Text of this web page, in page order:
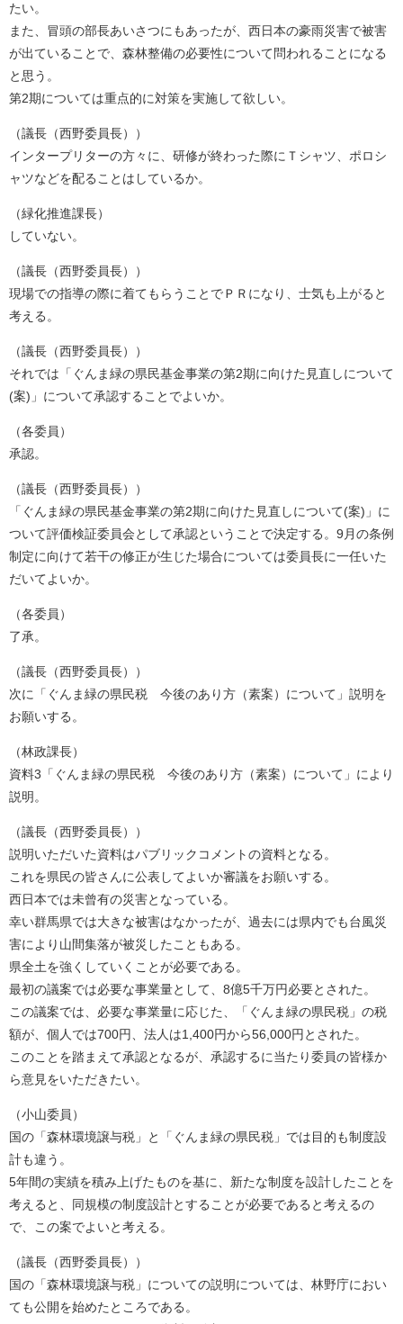
たい。
また、冒頭の部長あいさつにもあったが、西日本の豪雨災害で被害
が出ていることで、森林整備の必要性について問われることになる
と思う。
第2期については重点的に対策を実施して欲しい。
（議長（西野委員長））
インタープリターの方々に、研修が終わった際にＴシャツ、ポロシ
ャツなどを配ることはしているか。
（緑化推進課長）
していない。
（議長（西野委員長））
現場での指導の際に着てもらうことでＰＲになり、士気も上がると
考える。
（議長（西野委員長））
それでは「ぐんま緑の県民基金事業の第2期に向けた見直しについて
(案)」について承認することでよいか。
（各委員）
承認。
（議長（西野委員長））
「ぐんま緑の県民基金事業の第2期に向けた見直しについて(案)」に
ついて評価検証委員会として承認ということで決定する。9月の条例
制定に向けて若干の修正が生じた場合については委員長に一任いた
だいてよいか。
（各委員）
了承。
（議長（西野委員長））
次に「ぐんま緑の県民税 今後のあり方（素案）について」説明を
お願いする。
（林政課長）
資料3「ぐんま緑の県民税 今後のあり方（素案）について」により
説明。
（議長（西野委員長））
説明いただいた資料はパブリックコメントの資料となる。
これを県民の皆さんに公表してよいか審議をお願いする。
西日本では未曾有の災害となっている。
幸い群馬県では大きな被害はなかったが、過去には県内でも台風災
害により山間集落が被災したこともある。
県全土を強くしていくことが必要である。
最初の議案では必要な事業量として、8億5千万円必要とされた。
この議案では、必要な事業量に応じた、「ぐんま緑の県民税」の税
額が、個人では700円、法人は1,400円から56,000円とされた。
このことを踏まえて承認となるが、承認するに当たり委員の皆様か
ら意見をいただきたい。
（小山委員）
国の「森林環境譲与税」と「ぐんま緑の県民税」では目的も制度設
計も違う。
5年間の実績を積み上げたものを基に、新たな制度を設計したことを
考えると、同規模の制度設計とすることが必要であると考えるの
で、この案でよいと考える。
（議長（西野委員長））
国の「森林環境譲与税」についての説明については、林野庁におい
ても公開を始めたところである。